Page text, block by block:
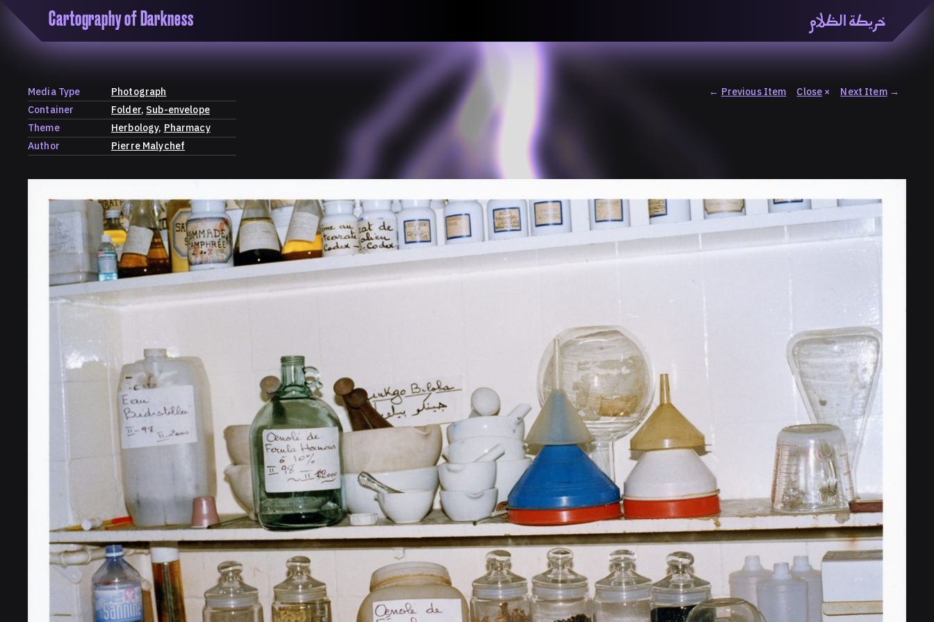
Cartography of Darkness خريطة الظلام
'Cartogrophy of Darkness' is a transclusive, collective
ridden age. The platform is comprised of a triad of spaces: a
map, a repository and a periodical.
About
Periodical
Repository
Contributors
Colophon
«خريطة الظّلام» هي منصّة بحثيّة تشاركيّة تستقصي مفاهيم العالميّة
Media Type
Photograph
Container
Folder Sub-envelope
Theme
Herbology Pharmacy
Author
Pierre Malychef
← Previous Item Close × Next Item→